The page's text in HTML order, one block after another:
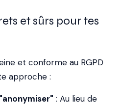
et sûrs pour tes
et conforme au RGPD
approche :
: Au lieu de